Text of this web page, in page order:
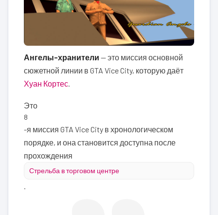
Ангелы-хранители — это миссия основной
сюжетной линии в GTA Vice City, которую даёт
Хуан Кортес
Это
8
-я миссия GTA Vice City в хронологическом
порядке, и она становится доступна после
прохождения
Стрельба в торговом центре